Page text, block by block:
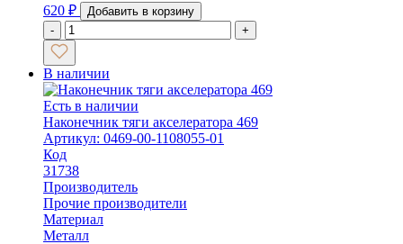
620 ₽
Добавить в корзину
-
+
В наличии
Есть в наличии
Наконечник тяги акселератора 469
Артикул: 0469-00-1108055-01
Код
31738
Производитель
Прочие производители
Материал
Металл